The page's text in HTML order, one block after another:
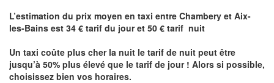
L’estimation du prix moyen en taxi entre Chambery et Aix-
les-Bains est 34 € tarif du jour et 50 € tarif nuit
Un taxi coûte plus cher la nuit le tarif de nuit peut être
jusqu’à 50% plus élevé que le tarif de jour ! Alors si possible,
choisissez bien vos horaires.